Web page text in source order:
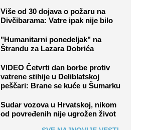
Više od 30 dojava o požaru na
Divčibarama: Vatre ipak nije bilo
"Humanitarni ponedeljak" na
Štrandu za Lazara Dobrića
VIDEO Četvrti dan borbe protiv
vatrene stihije u Deliblatskoj
peščari: Brane se kuće u Šumarku
Sudar vozova u Hrvatskoj, nikom
od povređenih nije ugrožen život